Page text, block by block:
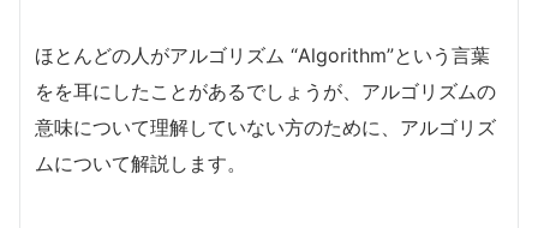
ほとんどの人がアルゴリズム “Algorithm”という言葉
をを耳にしたことがあるでしょうが、アルゴリズムの
意味について理解していない方のために、アルゴリズ
ムについて解説します。